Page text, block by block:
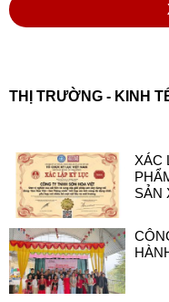
THỊ TRƯỜNG - KINH
XÁC
SẢN